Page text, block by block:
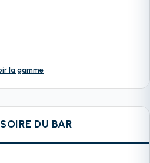
la gamme
DU BAR